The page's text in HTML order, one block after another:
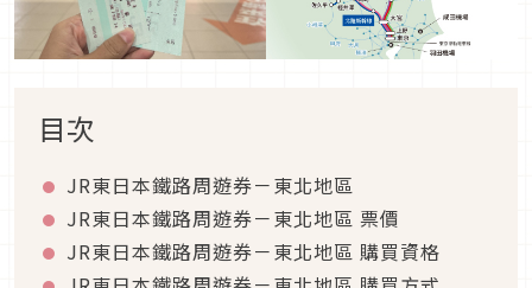
目次
JR東日本鐵路周遊券－東北地區
JR東日本鐵路周遊券－東北地區 票價
JR東日本鐵路周遊券－東北地區 購買資格